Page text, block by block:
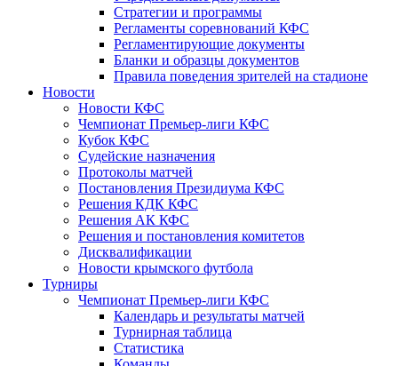
Стратегии и программы
Регламенты соревнований КФС
Регламентирующие документы
Бланки и образцы документов
Правила поведения зрителей на стадионе
Новости
Новости КФС
Чемпионат Премьер-лиги КФС
Кубок КФС
Судейские назначения
Протоколы матчей
Постановления Президиума КФС
Решения КДК КФС
Решения АК КФС
Решения и постановления комитетов
Дисквалификации
Новости крымского футбола
Турниры
Чемпионат Премьер-лиги КФС
Календарь и результаты матчей
Турнирная таблица
Статистика